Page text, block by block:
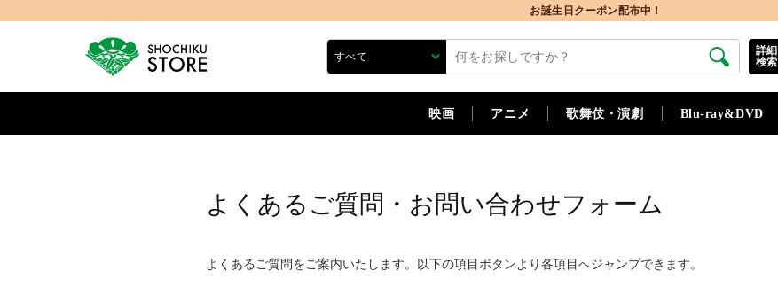
お誕生日クーポン配布中！
詳細
検索
映画 アニメ 歌舞伎・演劇 Blu-ray&DVD
よくあるご質問・お問い合わせフォーム
よくあるご質問をご案内いたします。以下の項目ボタンより各項目へジャンプできます。